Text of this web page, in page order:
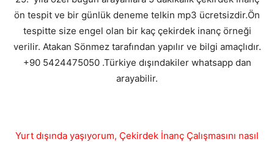
ön tespit ve bir günlük deneme telkin mp3 ücretsizdir.Ön
tespitte size engel olan bir kaç çekirdek inanç örneği
verilir. Atakan Sönmez tarafından yapılır ve bilgi amaçlıdır.
+90 5424475050 .Türkiye dışındakiler whatsapp dan
arayabilir.
Yurt dışında yaşıyorum, Çekirdek İnanç Çalışmasını nasıl